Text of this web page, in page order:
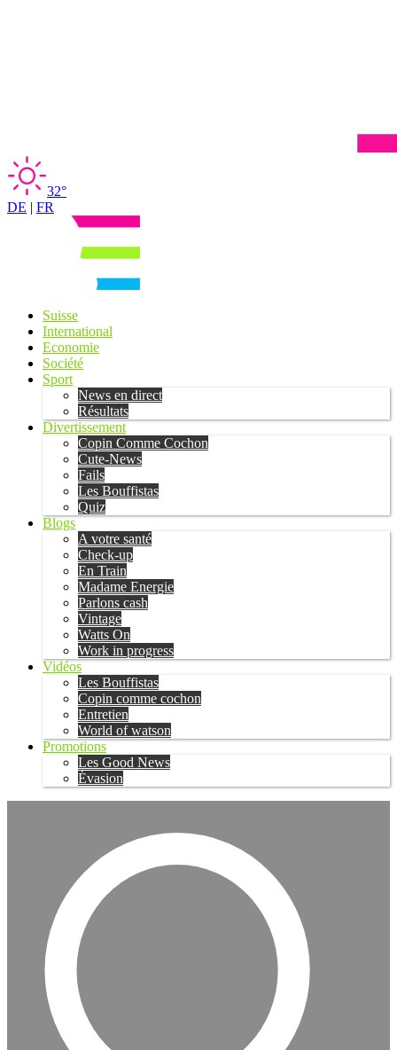
32°
DE | FR
Suisse
International
Economie
Société
Sport
News en direct
Résultats
Divertissement
Copin Comme Cochon
Cute-News
Fails
Les Bouffistas
Quiz
Blogs
A votre santé
Check-up
En Train
Madame Energie
Parlons cash
Vintage
Watts On
Work in progress
Vidéos
Les Bouffistas
Copin comme cochon
Entretien
World of watson
Promotions
Les Good News
Évasion